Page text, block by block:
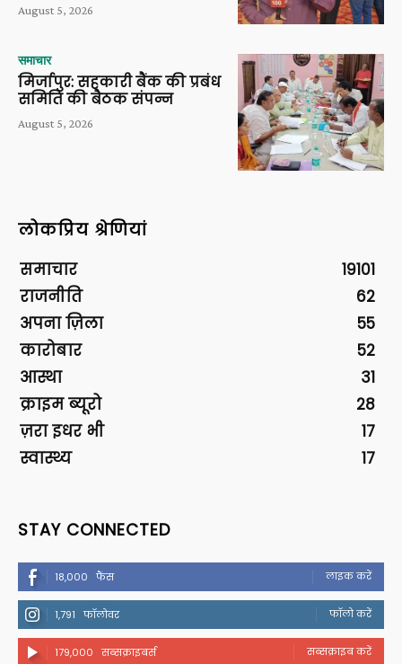
August 5, 2026
समाचार
मिर्जापुर: सहकारी बैंक की प्रबंध
समिति की बैठक संपन्न
August 5, 2026
लोकप्रिय श्रेणियां
समाचार
19101
राजनीति
62
अपना ज़िला
55
कारोबार
52
आस्था
31
क्राइम ब्यूरो
28
ज़रा इधर भी
17
स्वास्थ्य
17
STAY CONNECTED
18,000 फैंस लाइक करें
1,791 फॉलोवर फॉलो करें
179,000 सब्सक्राइबर्स सब्सक्राइब करें